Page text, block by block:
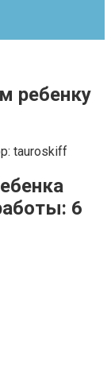
ребенку
tauroskiff
6